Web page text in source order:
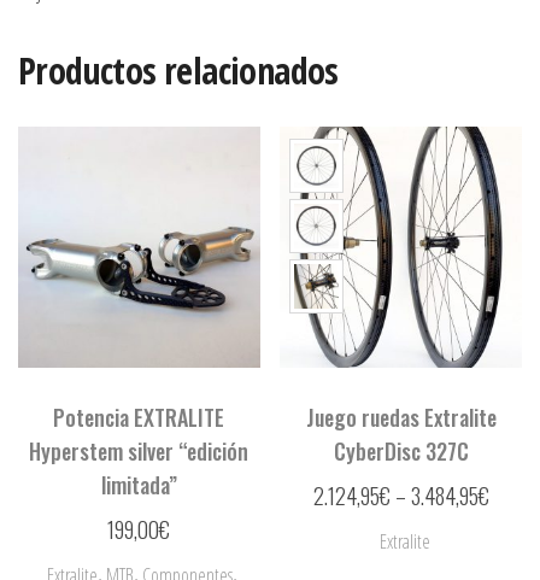
Productos relacionados
Potencia EXTRALITE
Hyperstem silver “edición
limitada”
199,00€
Juego ruedas Extralite
CyberDisc 327C
2.124,95€ –3.484,95€
Extralite